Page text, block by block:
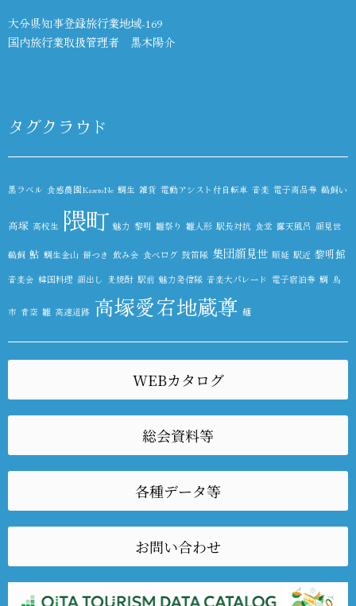
大分県知事登録旅行業地域-169
国内旅行業取扱管理者 黒木陽介
タグクラウド
黒ラベル 食感農園KazetoNe 鯛生 雑貨 電動アシスト付自転車 音楽 電子商品券 鵜飼い
高塚 高校生 隈町 魅力 黎明 雛祭り 雛人形 駅長対抗 食堂 露天風呂 顔見世
鵜飼 鮎 鯛生金山 餅つき 飲み会 食べログ 鼓笛隊 集団顔見世 順延 駅近 黎明館
音楽会 韓国料理 顔出し 麦焼酎 駅前 魅力発信隊 音楽大パレード 電子宿泊券 鯛 鳥
市 青空 雛 高速道路 高塚愛宕地蔵尊 麺
WEBカタログ
総会資料等
各種データ等
お問い合わせ